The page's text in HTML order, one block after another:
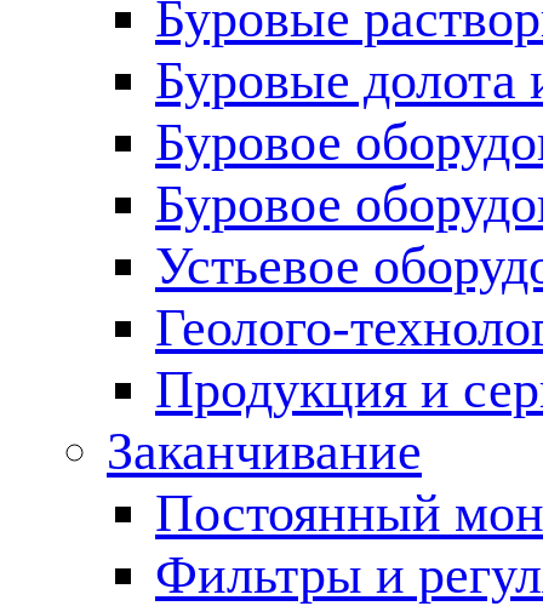
Буровые
Буровые долота
Буровое
Буровое
Устьевое
Геолого-
Продукция и
Заканчивание
Постоянный
Фильтры и